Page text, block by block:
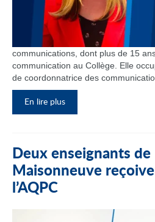
communications, dont plus de 15
communication au Collège. Elle
de coordonnatrice des
En lire plus
Deux enseignants de
Maisonneuve
l’AQPC